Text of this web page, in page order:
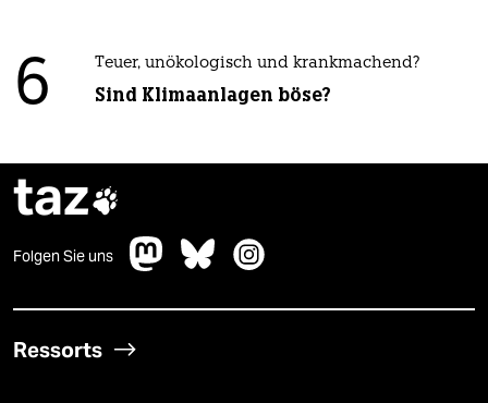
6 Teuer, unökologisch und krankmachend?
Sind Klimaanlagen böse?
taz
Folgen Sie uns
Ressorts